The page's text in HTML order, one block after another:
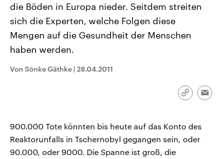
USA
Aktuelle Beiträge, Analysen und
Hintergründe
Wirtschaftlich und militärisch
gehören die Vereinigten Staaten zu
den mächtigsten Ländern der Erde,
mit großem Einfluss auf das
Nahostkonflikt
Aktuelle Lage und
Der Überfall der
Terrororganisation Hamas
Oktober 2023 auf Israel
die Böden in Europa nieder. Seitdem streiten
sich die Experten, welche Folgen diese
Mengen auf die Gesundheit der Menschen
haben werden.
Von Sönke Gäthke | 28.04.2011
Link
900.000 Tote könnten bis heute auf das Konto des
Reaktorunfalls in Tschernobyl gegangen sein, oder
90.000, oder 9000. Die Spanne ist groß, die